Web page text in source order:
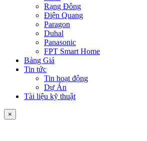
Rạng Đông
Điện Quang
Paragon
Duhal
Panasonic
FPT Smart Home
Bảng Giá
Tin tức
Tin hoạt động
Dự Án
Tài liệu kỹ thuật
×